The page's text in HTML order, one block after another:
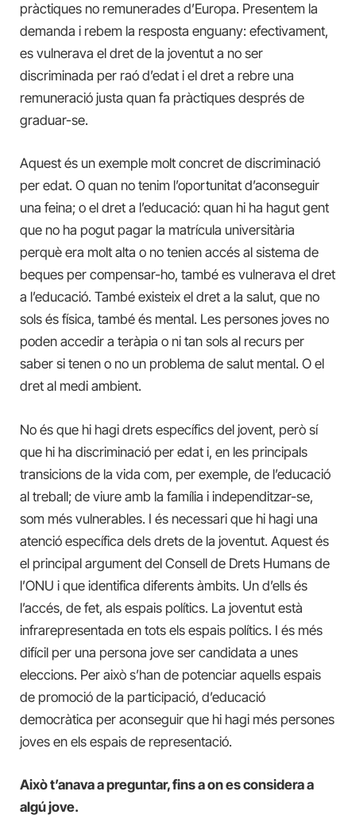
pràctiques no remunerades d’Europa. Presentem la
demanda i rebem la resposta enguany: efectivament,
es vulnerava el dret de la joventut a no ser
discriminada per raó d’edat i el dret a rebre una
remuneració justa quan fa pràctiques després de
graduar-se.
Aquest és un exemple molt concret de discriminació
per edat. O quan no tenim l’oportunitat d’aconseguir
una feina; o el dret a l’educació: quan hi ha hagut gent
que no ha pogut pagar la matrícula universitària
perquè era molt alta o no tenien accés al sistema de
beques per compensar-ho, també es vulnerava el dret
a l’educació. També existeix el dret a la salut, que no
sols és física, també és mental. Les persones joves no
poden accedir a teràpia o ni tan sols al recurs per
saber si tenen o no un problema de salut mental. O el
dret al medi ambient.
No és que hi hagi drets específics del jovent, però sí
que hi ha discriminació per edat i, en les principals
transicions de la vida com, per exemple, de l’educació
al treball; de viure amb la família i independitzar-se,
som més vulnerables. I és necessari que hi hagi una
atenció específica dels drets de la joventut. Aquest és
el principal argument del Consell de Drets Humans de
l’ONU i que identifica diferents àmbits. Un d’ells és
l’accés, de fet, als espais polítics. La joventut està
infrarepresentada en tots els espais polítics. I és més
difícil per una persona jove ser candidata a unes
eleccions. Per això s’han de potenciar aquells espais
de promoció de la participació, d’educació
democràtica per aconseguir que hi hagi més persones
joves en els espais de representació.
Això t’anava a preguntar, fins a on es considera a
algú jove.